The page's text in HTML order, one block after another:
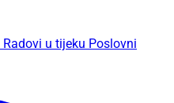
Radovi u tijeku Poslovni